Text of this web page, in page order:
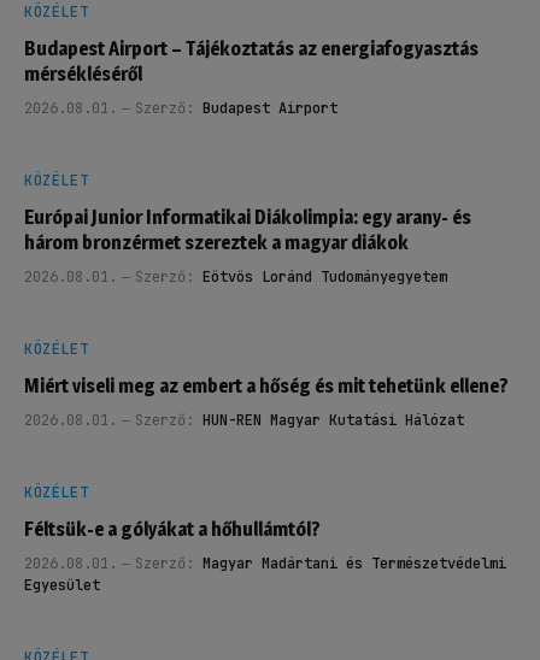
KÖZÉLET
Budapest Airport – Tájékoztatás az energiafogyasztás
mérsékléséről
2026.08.01. Szerző: Budapest Airport
KÖZÉLET
Európai Junior Informatikai Diákolimpia: egy arany- és
három bronzérmet szereztek a magyar diákok
2026.08.01. Szerző: Eötvös Loránd Tudományegyetem
KÖZÉLET
Miért viseli meg az embert a hőség és mit tehetünk ellene?
2026.08.01. Szerző: HUN-REN Magyar Kutatási Hálózat
KÖZÉLET
Féltsük-e a gólyákat a hőhullámtól?
2026.08.01. Szerző: Magyar Madártani és Természetvédelmi
Egyesület